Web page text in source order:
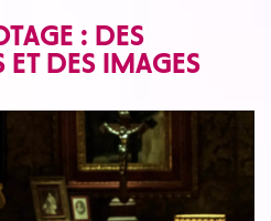
: DES
DES IMAGES